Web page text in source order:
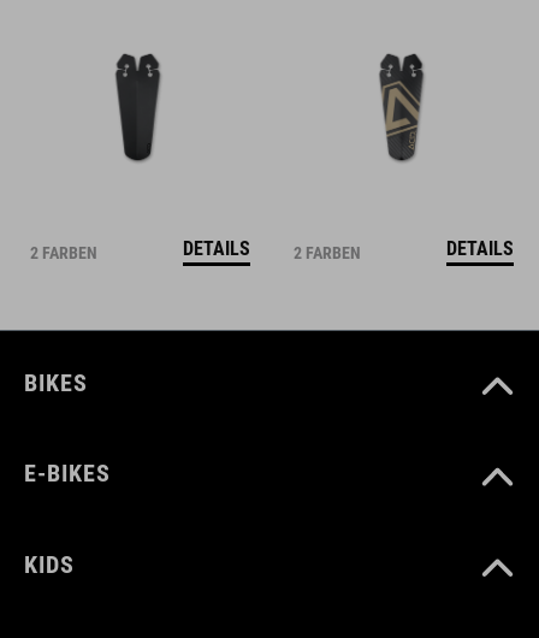
2 FARBEN DETAILS 2 FARBEN DETAILS
BIKES
E-BIKES
KIDS